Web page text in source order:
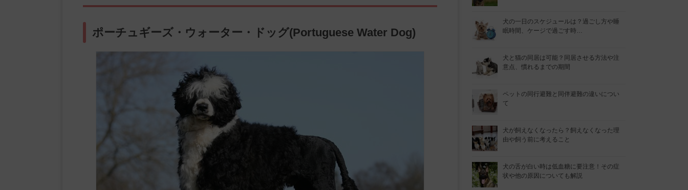
ポーチュギーズ・ウォーター・ドッグ(Portuguese Water Dog)
犬の一日のスケジュールは？過ごし方や睡
眠時間、ケージで過ごす時…
犬と猫の同居は可能？同居させる方法や注
意点、慣れるまでの期間
ペットの同行避難と同伴避難の違いについ
て
犬が飼えなくなったら？飼えなくなった理
由や飼う前に考えること
犬の舌が白い時は低血糖に要注意！その症
状や他の原因についても解説